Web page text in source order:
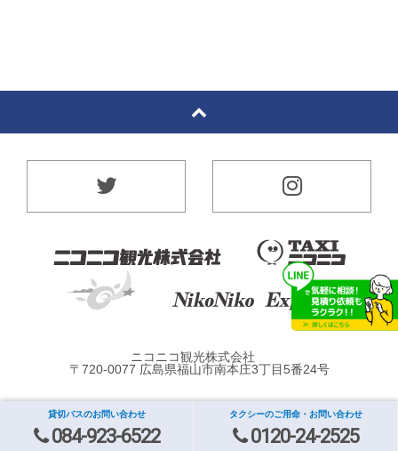
ニコニコ観光株式会社
〒720-0077 広島県福山市南本庄3丁目5番24号
貸切バスのお問い合わせ
084-923-6522
タクシーのご用命・お問い合わせ
0120-24-2525